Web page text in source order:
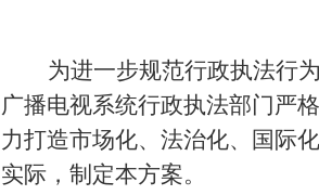
为进一步规范行政执法行
广播电视系统行政执法部门严
力打造市场化、法治化、国际
实际，制定本方案。